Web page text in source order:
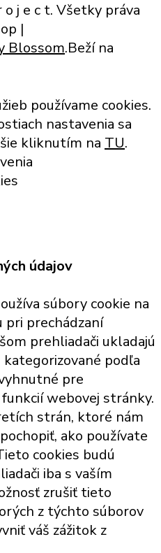
j e c t. Všetky práva
|
Blossom.Beží na
používame cookies.
nastavenia sa
kliknutím na TU.
údajov
súbory cookie na
pri prechádzaní
prehliadači ukladajú
podľa
pre
webovej stránky.
strán, ktoré nám
ako používate
cookies budú
iba s vaším
zrušiť tieto
z týchto súborov
váš zážitok z